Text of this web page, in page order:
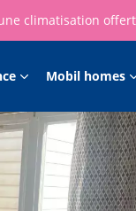
climatisation
Mobil homes